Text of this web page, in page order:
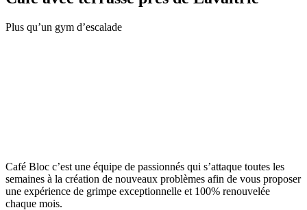
Plus qu’un gym d’escalade
Café Bloc c’est une équipe de passionnés qui s’attaque toutes les
semaines à la création de nouveaux problèmes afin de vous proposer
une expérience de grimpe exceptionnelle et 100% renouvelée
chaque mois.